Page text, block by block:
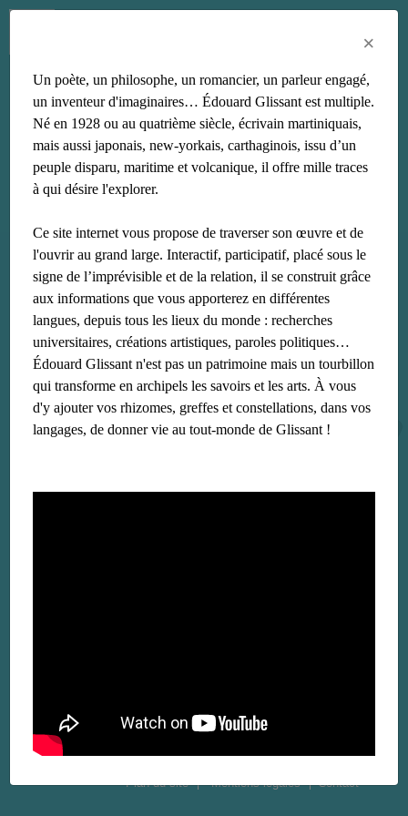
lamentin
×
Un poète, un philosophe, un romancier, un parleur engagé,
un inventeur d'imaginaires… Édouard Glissant est multiple.
Né en 1928 ou au quatrième siècle, écrivain martiniquais,
mais aussi japonais, new-yorkais, carthaginois, issu d’un
peuple disparu, maritime et volcanique, il offre mille traces
à qui désire l'explorer.
Ce site internet vous propose de traverser son œuvre et de
l'ouvrir au grand large. Interactif, participatif, placé sous le
signe de l’imprévisible et de la relation, il se construit grâce
aux informations que vous apporterez en différentes
langues, depuis tous les lieux du monde : recherches
universitaires, créations artistiques, paroles politiques…
Édouard Glissant n'est pas un patrimoine mais un tourbillon
qui transforme en archipels les savoirs et les arts. À vous
d'y ajouter vos rhizomes, greffes et constellations, dans vos
langages, de donner vie au tout-monde de Glissant !
Plan du site Mentions légales Contact